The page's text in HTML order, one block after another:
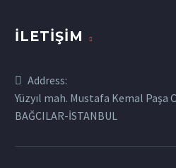
İLETIŞIM
Address:
Yüzyıl mah. Mustafa Kemal Paşa
BAĞCILAR-İSTANBUL